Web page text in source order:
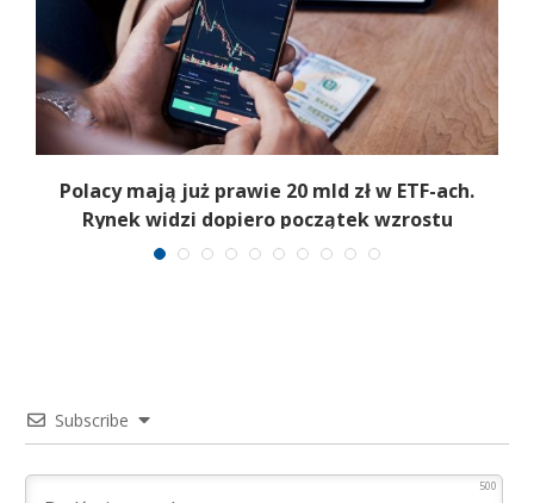
Polacy mają już prawie 20 mld zł w ETF-ach.
Rynek widzi dopiero początek wzrostu
Subscribe
500